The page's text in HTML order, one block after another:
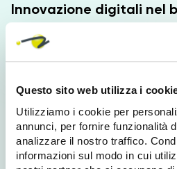
Questo sito web utilizza i
Utilizziamo i cookie per
annunci, per fornire funzionalità
analizzare il nostro traffico.
informazioni sul modo in cui
Innovazione digitali nel
L’innovazione digitale
In particolare gli investimenti si
soluzioni di CRM (25%)
soluzioni per la fatturazione